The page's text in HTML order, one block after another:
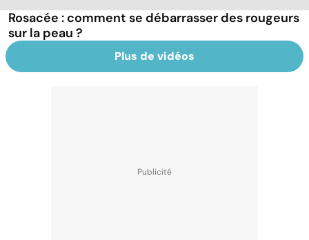
Rosacée : comment se débarrasser des rougeurs
sur la peau ?
Plus de vidéos